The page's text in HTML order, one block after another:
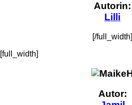
Autorin:
Lilli
[/full_width]
[full_width]
Autor: